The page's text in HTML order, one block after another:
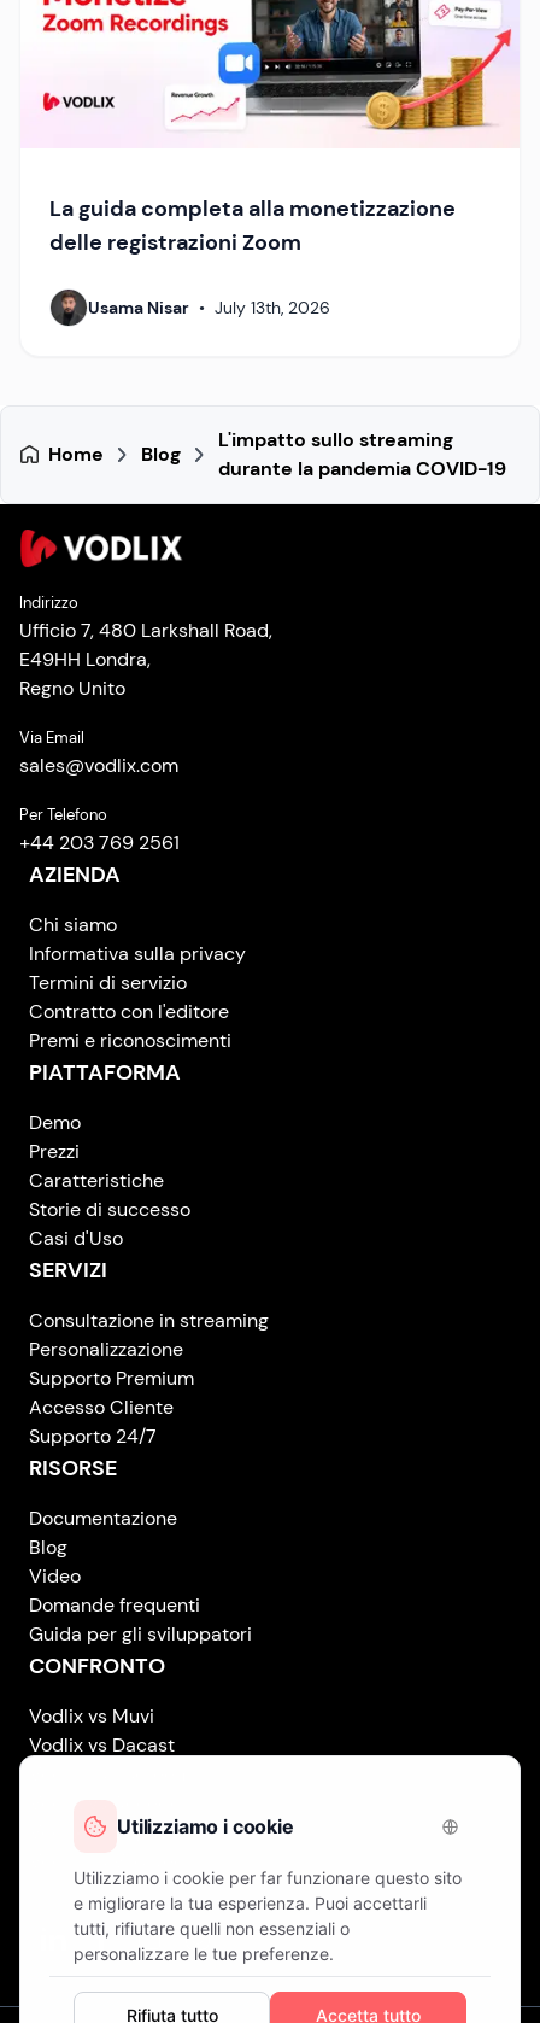
La guida completa alla monetizzazione
delle registrazioni Zoom
Usama Nisar • July 13th, 2026
Home Blog
L'impatto sullo streaming
durante la pandemia COVID-19
Indirizzo
Ufficio 7, 480 Larkshall Road,
E49HH Londra,
Regno Unito
Via Email
sales@vodlix.com
Per Telefono
+44 203 769 2561
AZIENDA
Chi siamo
Informativa sulla privacy
Termini di servizio
Contratto con l'editore
Premi e riconoscimenti
PIATTAFORMA
Demo
Prezzi
Caratteristiche
Storie di successo
Casi d'Uso
SERVIZI
Consultazione in streaming
Personalizzazione
Supporto Premium
Accesso Cliente
Supporto 24/7
RISORSE
Documentazione
Blog
Video
Domande frequenti
Guida per gli sviluppatori
CONFRONTO
Vodlix vs Muvi
Vodlix vs Dacast
Vodlix vs Brightcove
Vodlix on LinkedIn
Vodlix on Facebook
Vodlix on X (Twitter)
Vodlix on Instagram